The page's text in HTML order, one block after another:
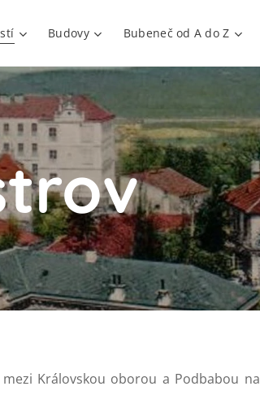
Budovy Bubeneč od A do Z
Královskou oborou a Podbabou na